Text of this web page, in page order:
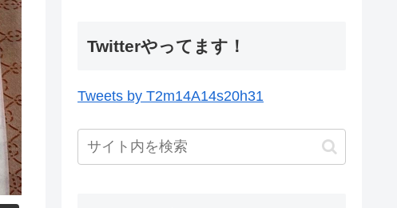
Twitterやってます！
Tweets by T2m14A14s20h31